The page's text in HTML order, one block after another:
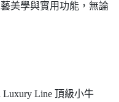
美學與實用功能，無論
Luxury Line 頂級小牛